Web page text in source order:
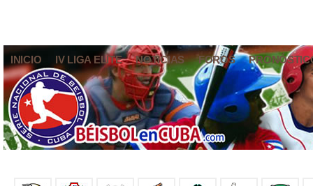
INICIO IV LIGA ELITE NOTICIAS FOROS